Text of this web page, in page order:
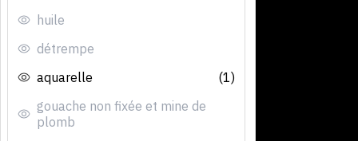
huile
détrempe
aquarelle
(1)
gouache non fixée et mine de
plomb